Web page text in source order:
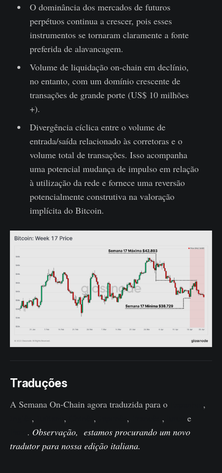
O dominância dos mercados de futuros
perpétuos continua a crescer, pois esses
instrumentos se tornaram claramente a fonte
preferida de alavancagem.
Volume de liquidação on-chain em declínio,
no entanto, com um domínio crescente de
transações de grande porte (US$ 10 milhões
+).
Divergência cíclica entre o volume de
entrada/saída relacionado às corretoras e o
volume total de transações. Isso acompanha
uma potencial mudança de impulso em relação
à utilização da rede e fornece uma reversão
potencialmente construtiva na valoração
implícita do Bitcoin.
Traduções
A Semana On-Chain agora traduzida para o
,
, , , , ,
e
. Observação, estamos procurando um novo
tradutor para nossa edição italiana.